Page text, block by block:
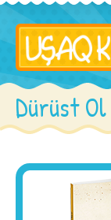
Dürüst